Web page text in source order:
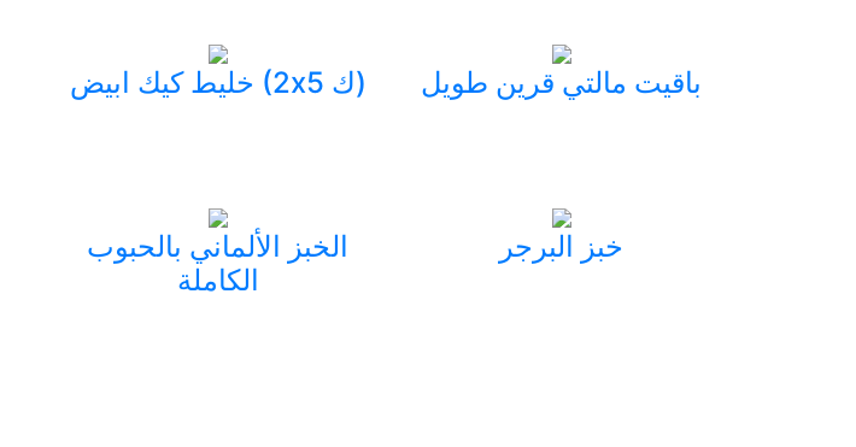
خليط كيك ابيض (2x5 ك) باقيت مالتي قرين طويل
الخبز الألماني بالحبوب
الكاملة
خبز البرجر